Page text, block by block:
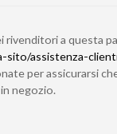
rivenditori a questa
sito/assistenza-
per assicurarsi
negozio.